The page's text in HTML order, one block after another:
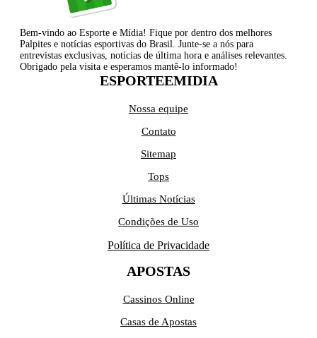
Bem-vindo ao Esporte e Mídia! Fique por dentro dos melhores
Palpites e notícias esportivas do Brasil. Junte-se a nós para
entrevistas exclusivas, notícias de última hora e análises relevantes.
Obrigado pela visita e esperamos mantê-lo informado!
ESPORTEEMIDIA
Nossa equipe
Contato
Sitemap
Tops
Últimas Notícias
Condições de Uso
Política de Privacidade
APOSTAS
Cassinos Online
Casas de Apostas